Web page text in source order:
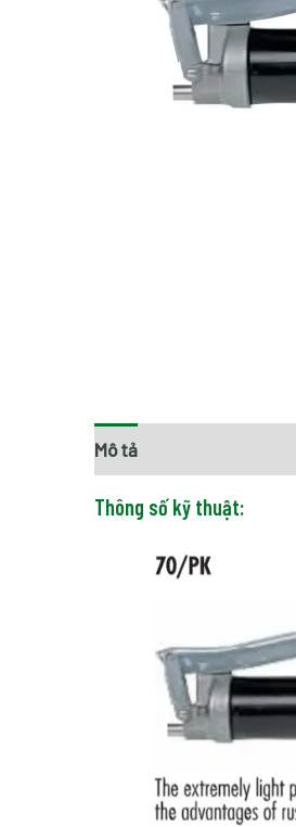
Mô tả
Thông số kỹ thuật: